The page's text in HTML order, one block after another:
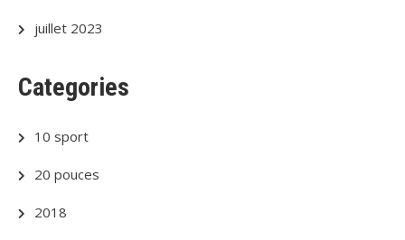
juillet 2023
Categories
10 sport
20 pouces
2018